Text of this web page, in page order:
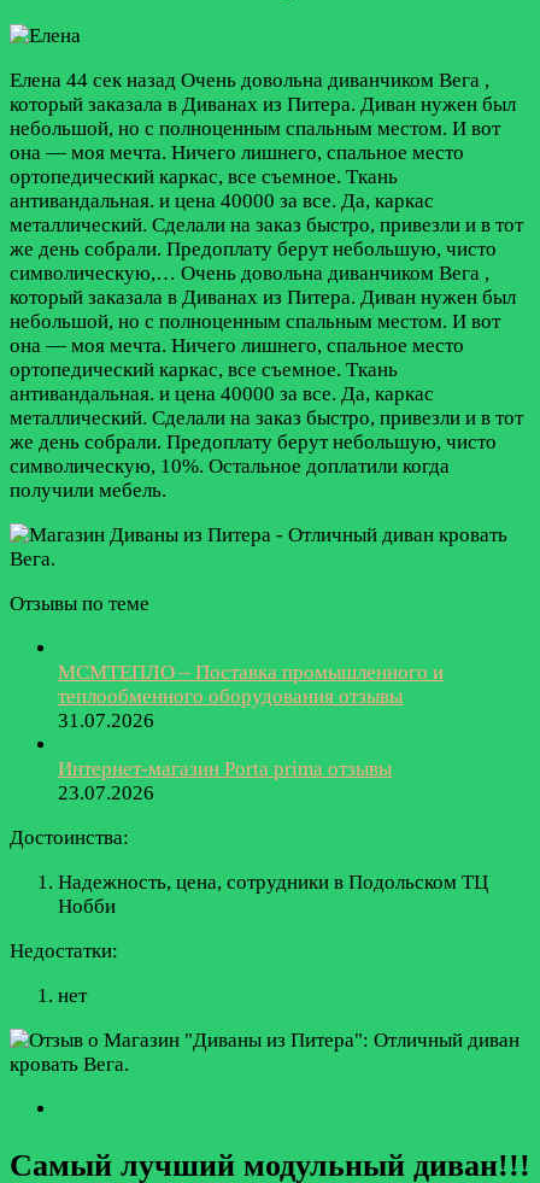
Елена 44 сек назад Очень довольна диванчиком Вега ,
который заказала в Диванах из Питера. Диван нужен был
небольшой, но с полноценным спальным местом. И вот
она — моя мечта. Ничего лишнего, спальное место
ортопедический каркас, все съемное. Ткань
антивандальная. и цена 40000 за все. Да, каркас
металлический. Сделали на заказ быстро, привезли и в тот
же день собрали. Предоплату берут небольшую, чисто
символическую,… Очень довольна диванчиком Вега ,
который заказала в Диванах из Питера. Диван нужен был
небольшой, но с полноценным спальным местом. И вот
она — моя мечта. Ничего лишнего, спальное место
ортопедический каркас, все съемное. Ткань
антивандальная. и цена 40000 за все. Да, каркас
металлический. Сделали на заказ быстро, привезли и в тот
же день собрали. Предоплату берут небольшую, чисто
символическую, 10%. Остальное доплатили когда
получили мебель.
Отзывы по теме
МСМТЕПЛО – Поставка промышленного и
теплообменного оборудования отзывы
31.07.2026
Интернет-магазин Porta prima отзывы
23.07.2026
Достоинства:
Надежность, цена, сотрудники в Подольском ТЦ
Нобби
Недостатки:
нет
Самый лучший модульный диван!!!